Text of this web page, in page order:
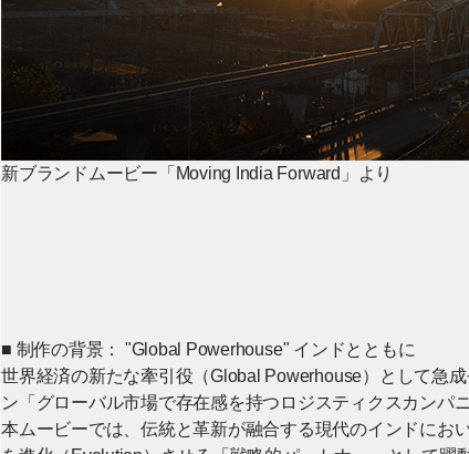
新ブランドムービー「Moving India Forward」より
■ 制作の背景： "Global Powerhouse" インドとともに
世界経済の新たな牽引役（Global Powerhouse）として急
ン「グローバル市場で存在感を持つロジスティクスカンパ
本ムービーでは、伝統と革新が融合する現代のインドにお